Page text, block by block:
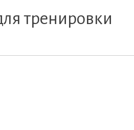
тренировки